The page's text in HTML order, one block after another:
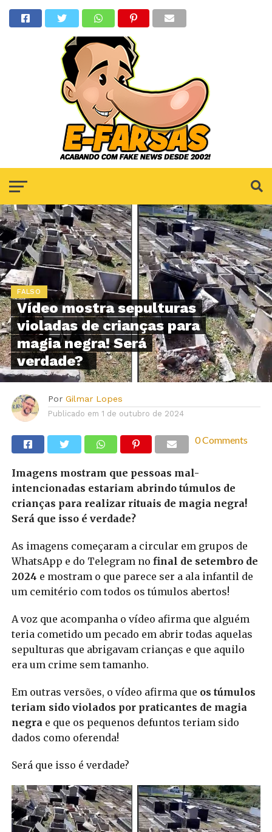
FALSO
Vídeo mostra sepulturas
violadas de crianças para
magia negra! Será
verdade?
Por Gilmar Lopes
Publicado em 1 de outubro de 2024
0 Comments
Imagens mostram que pessoas mal-
intencionadas estariam abrindo túmulos de
crianças para realizar rituais de magia negra!
Será que isso é verdade?
As imagens começaram a circular em grupos de
WhatsApp e do Telegram no final de setembro de
2024 e mostram o que parece ser a ala infantil de
um cemitério com todos os túmulos abertos!
A voz que acompanha o vídeo afirma que alguém
teria cometido um pecado em abrir todas aquelas
sepulturas que abrigavam crianças e que aquilo
era um crime sem tamanho.
Em outras versões, o vídeo afirma que os túmulos
teriam sido violados por praticantes de magia
negra e que os pequenos defuntos teriam sido
dados como oferenda!
Será que isso é verdade?